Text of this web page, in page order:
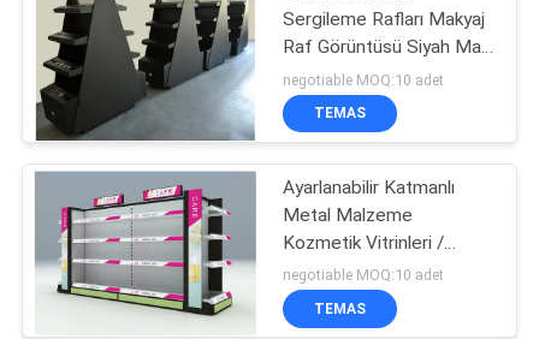
Sergileme Rafları Makyaj
Raf Görüntüsü Siyah Mat
Yüzey Ağacı Stili
negotiable MOQ:10 adet
TEMAS
Ayarlanabilir Katmanlı
Metal Malzeme
Kozmetik Vitrinleri /
Makyaj Ekran Rafları
negotiable MOQ:10 adet
TEMAS